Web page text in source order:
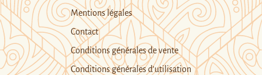
Mentions légales
Contact
Conditions générales de vente
Conditions générales d’utilisation